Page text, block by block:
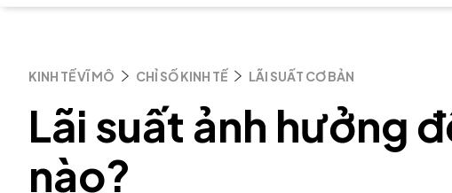
KINH TẾ VĨ MÔ CHỈ SỐ KINH TẾ LÃI SUẤT CƠ BẢN
Lãi suất ảnh hưởng
nào?